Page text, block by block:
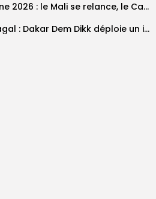
‎CAN Féminine 2026 : le Mali se relance, le Cameroun domine le...
Retour du Magal : Dakar Dem Dikk déploie un important dispositif pour...